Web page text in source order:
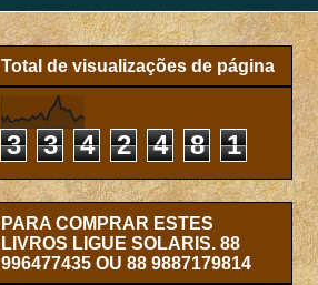
Total de visualizações de página
3 3 4 2 4 8 1
PARA COMPRAR ESTES
LIVROS LIGUE SOLARIS. 88
996477435 OU 88 9887179814